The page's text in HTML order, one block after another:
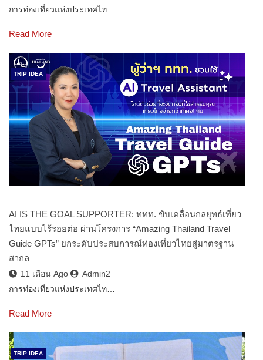
การท่องเที่ยวแห่งประเทศไท…
Read More
TRIP IDEA
AI IS THE GOAL SUPPORTER: ททท. ขับเคลื่อนกลยุทธ์เที่ยว
ไทยแบบไร้รอยต่อ ผ่านโครงการ “Amazing Thailand Travel
Guide GPTs” ยกระดับประสบการณ์ท่องเที่ยวไทยสู่มาตรฐาน
สากล
11 เดือน Ago
Admin2
การท่องเที่ยวแห่งประเทศไท…
Read More
TRIP IDEA